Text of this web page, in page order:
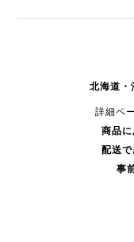
北海道・
詳細ペ
商品に
配送で
事